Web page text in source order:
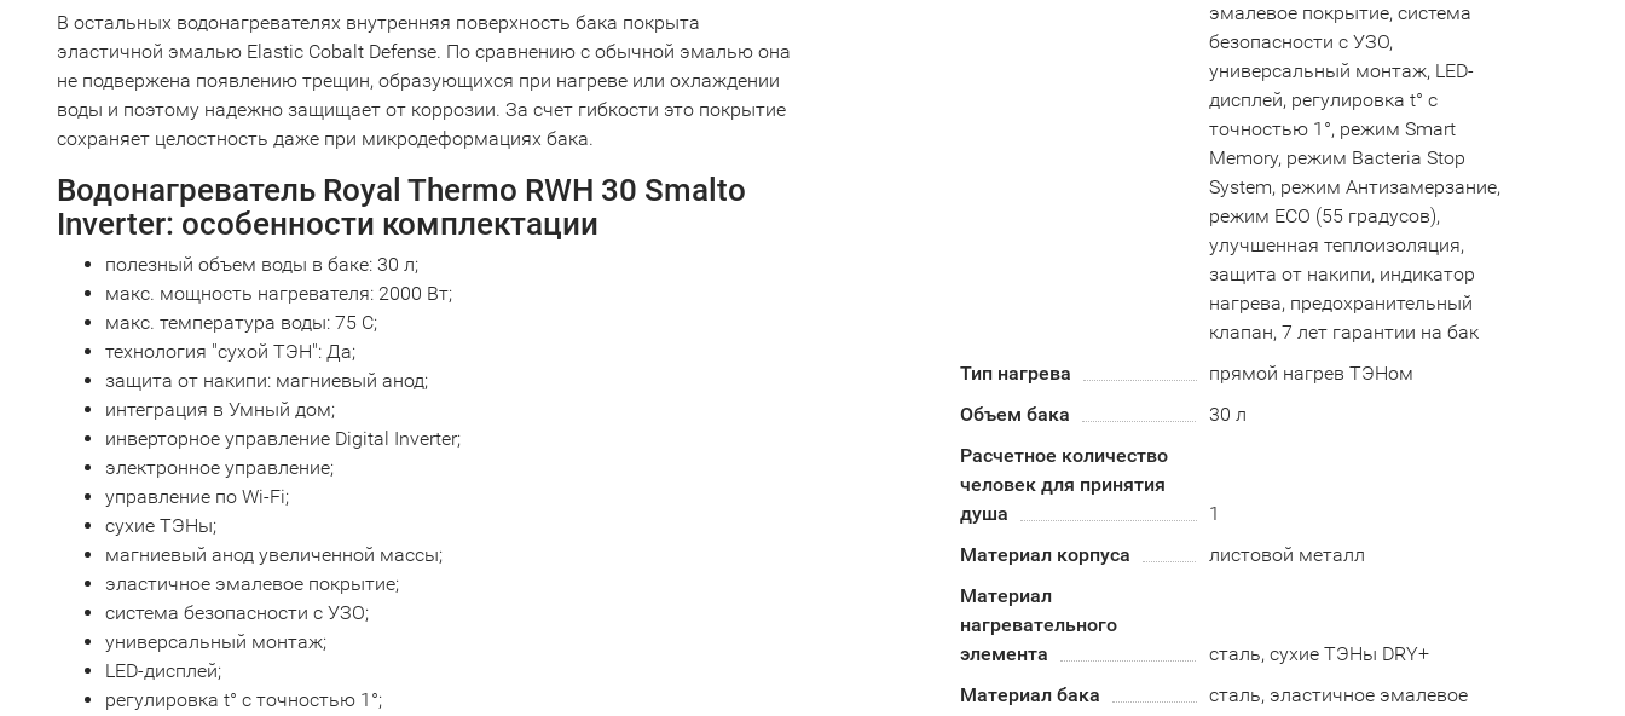
В остальных водонагревателях внутренняя поверхность бака покрыта
эластичной эмалью Elastic Cobalt Defense. По сравнению с обычной эмалью она
не подвержена появлению трещин, образующихся при нагреве или охлаждении
воды и поэтому надежно защищает от коррозии. За счет гибкости это покрытие
сохраняет целостность даже при микродеформациях бака.
Водонагреватель Royal Thermo RWH 30 Smalto
Inverter: особенности комплектации
полезный объем воды в баке: 30 л;
макс. мощность нагревателя: 2000 Вт;
макс. температура воды: 75 С;
технология "сухой ТЭН": Да;
защита от накипи: магниевый анод;
интеграция в Умный дом;
инверторное управление Digital Inverter;
электронное управление;
управление по Wi-Fi;
сухие ТЭНы;
магниевый анод увеличенной массы;
эластичное эмалевое покрытие;
система безопасности c УЗО;
универсальный монтаж;
LED-дисплей;
регулировка t° с точностью 1°;
эмалевое покрытие, система
безопасности c УЗО,
универсальный монтаж, LED-
дисплей, регулировка t° с
точностью 1°, режим Smart
Memory, режим Bacteria Stop
System, режим Антизамерзание,
режим ECO (55 градусов),
улучшенная теплоизоляция,
защита от накипи, индикатор
нагрева, предохранительный
клапан, 7 лет гарантии на бак
Тип нагрева
прямой нагрев ТЭНом
Объем бака
30 л
Расчетное количество
человек для принятия
душа
1
Материал корпуса
листовой металл
Материал
нагревательного
элемента
сталь, сухие ТЭНы DRY+
Материал бака
сталь, эластичное эмалевое